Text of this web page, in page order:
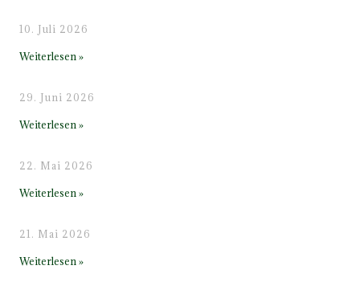
10. Juli 2026
Weiterlesen »
29. Juni 2026
Weiterlesen »
22. Mai 2026
Weiterlesen »
21. Mai 2026
Weiterlesen »